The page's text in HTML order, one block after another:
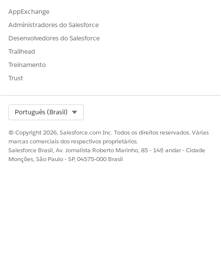
Para habilitar Pipelines de
dados:
Em Configuração, na caixa Busca rápida, insira
ESTE ARTIGO RESOLVEU SEU PROBLEMA?
Sim Não
AppExchange
Administradores do Salesforce
Desenvolvedores do Salesforce
Trailhead
Treinamento
Trust
Português (Brasil)
© Copyright 2026, Salesforce.com Inc. Todos os direitos reservados. Várias
marcas comerciais dos respectivos proprietários.
Salesforce Brasil, Av. Jornalista Roberto Marinho, 85 - 14º andar - Cidade
Monções, São Paulo - SP, 04575-000 Brasil